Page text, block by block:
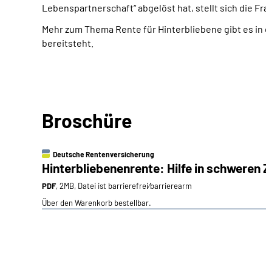
Lebenspartnerschaft“ abgelöst hat, stellt sich die
Mehr zum Thema Rente für Hinterbliebene gibt es
bereitsteht.
Broschüre
Deutsche Rentenversicherung
Hinterbliebenenrente: Hilfe in schweren
PDF, 2MB, Datei ist barrierefrei⁄barrierearm
Über den Warenkorb bestellbar.